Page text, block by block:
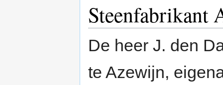
Steenfabrikant
De heer J. den
te Azewijn,